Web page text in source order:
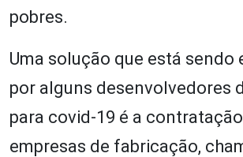
pobres.
Uma solução que está sendo
por alguns desenvolvedores
para covid-19 é a
empresas de fabricação,